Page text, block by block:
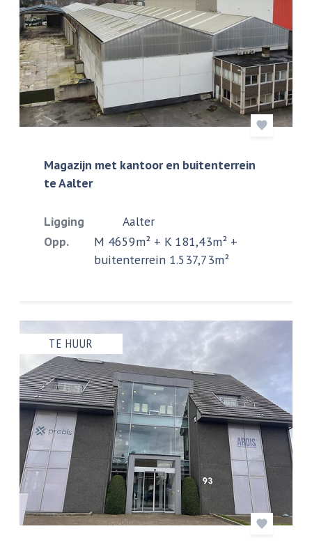
Magazijn met kantoor en buitenterrein
te Aalter
Ligging
Aalter
Opp.
M 4659m² + K 181,43m² +
buitenterrein 1.537,73m²
TE HUUR